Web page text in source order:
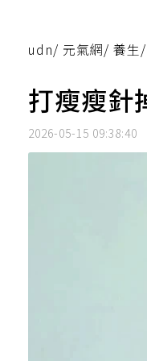
udn/ 元氣網/ 養生/
打瘦瘦針
2026-05-15 09:38:40